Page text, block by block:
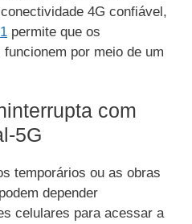
4G confiável,
permite que os
por meio de um
com
5G
temporários ou as obras
depender
celulares para acessar a